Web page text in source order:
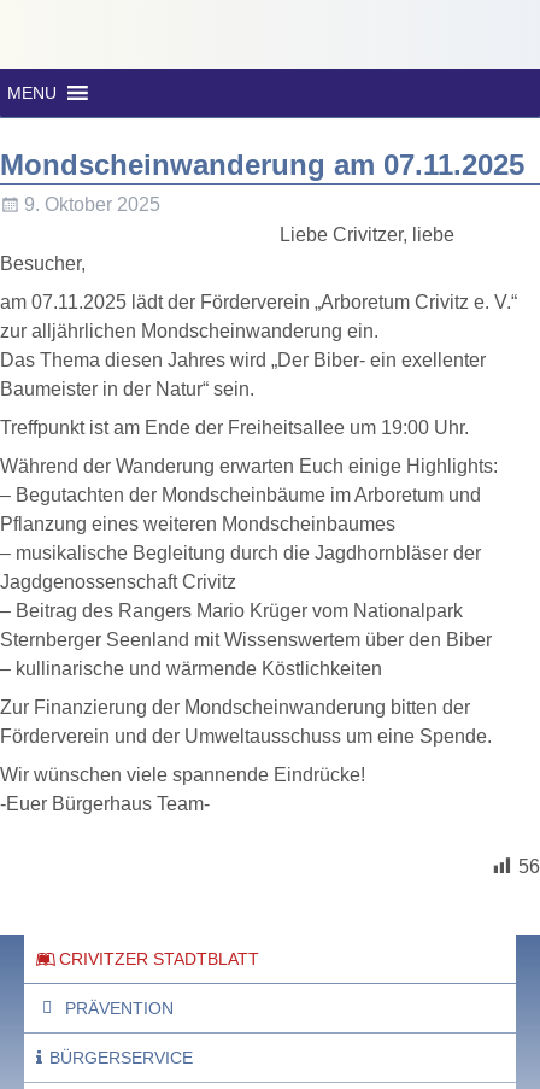
MENU
Mondscheinwanderung am 07.11.2025
9. Oktober 2025
Liebe Crivitzer, liebe
Besucher,
am 07.11.2025 lädt der Förderverein „Arboretum Crivitz e. V.“
zur alljährlichen Mondscheinwanderung ein.
Das Thema diesen Jahres wird „Der Biber- ein exellenter
Baumeister in der Natur“ sein.
Treffpunkt ist am Ende der Freiheitsallee um 19:00 Uhr.
Während der Wanderung erwarten Euch einige Highlights:
– Begutachten der Mondscheinbäume im Arboretum und
Pflanzung eines weiteren Mondscheinbaumes
– musikalische Begleitung durch die Jagdhornbläser der
Jagdgenossenschaft Crivitz
– Beitrag des Rangers Mario Krüger vom Nationalpark
Sternberger Seenland mit Wissenswertem über den Biber
– kullinarische und wärmende Köstlichkeiten
Zur Finanzierung der Mondscheinwanderung bitten der
Förderverein und der Umweltausschuss um eine Spende.
Wir wünschen viele spannende Eindrücke!
-Euer Bürgerhaus Team-
56
CRIVITZER STADTBLATT
PRÄVENTION
BÜRGERSERVICE